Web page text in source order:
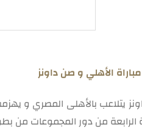
الأهلي و صن داونز
يتلاعب بالأهلى المصري و
الرابعة من دور المجموعات من